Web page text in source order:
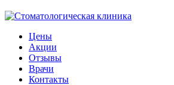
Цены
Акции
Отзывы
Врачи
Контакты